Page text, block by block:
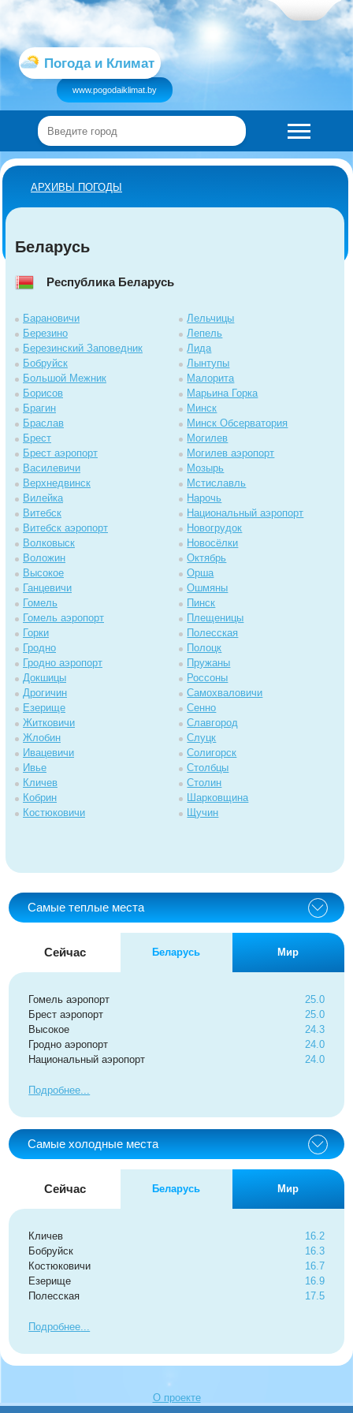
Погода и Климат
www.pogodaiklimat.by
АРХИВЫ ПОГОДЫ
Беларусь
Республика Беларусь
Барановичи
Березино
Березинский Заповедник
Бобруйск
Большой Межник
Борисов
Брагин
Браслав
Брест
Брест аэропорт
Василевичи
Верхнедвинск
Вилейка
Витебск
Витебск аэропорт
Волковыск
Воложин
Высокое
Ганцевичи
Гомель
Гомель аэропорт
Горки
Гродно
Гродно аэропорт
Докшицы
Дрогичин
Езерище
Житковичи
Жлобин
Ивацевичи
Ивье
Кличев
Кобрин
Костюковичи
Лельчицы
Лепель
Лида
Лынтупы
Малорита
Марьина Горка
Минск
Минск Обсерватория
Могилев
Могилев аэропорт
Мозырь
Мстиславль
Нарочь
Национальный аэропорт
Новогрудок
Новосёлки
Октябрь
Орша
Ошмяны
Пинск
Плещеницы
Полесская
Полоцк
Пружаны
Россоны
Самохваловичи
Сенно
Славгород
Слуцк
Солигорск
Столбцы
Столин
Шарковщина
Щучин
Самые теплые места
Сейчас Беларусь Мир
Гомель аэропорт
Брест аэропорт
Высокое
Гродно аэропорт
Национальный аэропорт
25.0
25.0
24.3
24.0
24.0
Подробнее
Самые холодные места
Сейчас Беларусь Мир
Кличев
Бобруйск
Костюковичи
Езерище
Полесская
16.2
16.3
16.7
16.9
17.5
Подробнее
О проекте